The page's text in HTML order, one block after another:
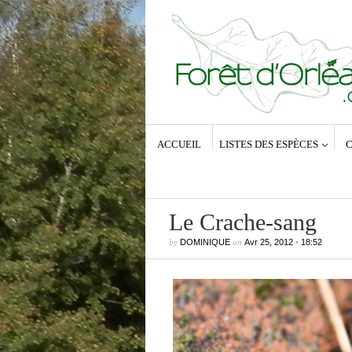
Commentaires récents
1761) – La Coquette
Anne-Lyse MESSAGERdans
pyrina (Linné, 1761) – La Coquette
DominiquedansZeuzera pyrina
1761) – La Coquette
ACCUEIL LISTES DES ESPÈCES
Le Crache-sang
by DOMINIQUEon Avr 25, 2012• 18:52